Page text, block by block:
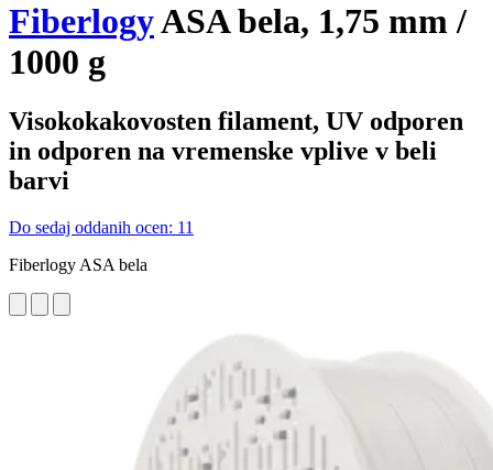
FiberlogyASA bela, 1,75 mm /
1000 g
Visokokakovosten filament, UV odporen
in odporen na vremenske vplive v beli
barvi
Do sedaj oddanih ocen: 11
Fiberlogy ASA bela